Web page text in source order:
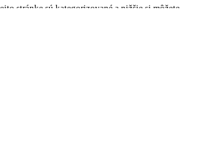
stránke sú kategorizované a nižšie si môžete